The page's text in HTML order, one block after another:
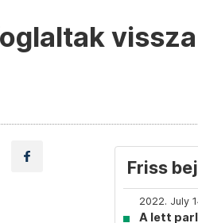
Friss
2022. July
A lett